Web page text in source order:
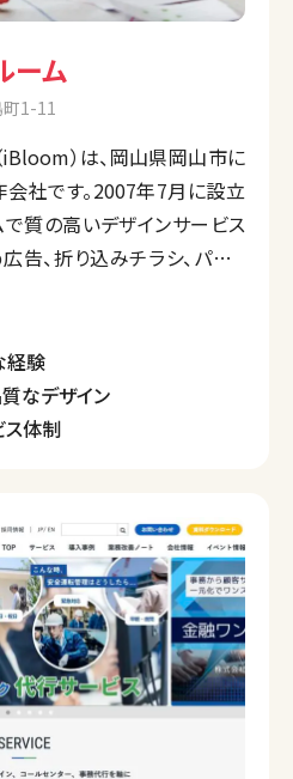
ーム
1-11
）は、岡山県岡山市に
社です。2007年7月に設立
質の高いデザインサービス
告、折り込みチラシ、パンフ
ントのビジネスを成功へと
います。
活かし、最適な加工や価格
さらに、名刺やパンフレット
経験
なデザイン
体制